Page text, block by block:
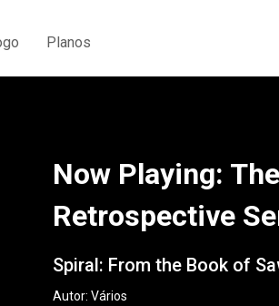
Planos
Now Playing:
Retrospective
Spiral: From the Book of
Autor: Vários